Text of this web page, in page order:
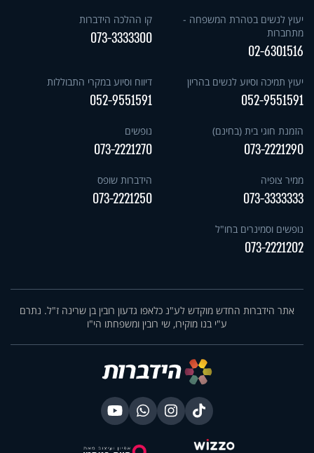
יעוץ לנשים בטהרת המשפחה -
מתחברות
02-6301516
קו ההלכה הידברות
073-3333300
יעוץ תמיכה וסיוע לנשים בהריון
052-9551591
דיווח וסיוע במקרי התבוללות
052-9551591
הזמנת חוגי בית (בחינם)
073-2221290
נופשים
073-2221270
ממיר צופיה
073-3333333
הידברות שופס
073-2221250
נופשים וסמינרים בחו"ל
073-2221202
אתר הידברות החדש מוקדש לע"נ כלאפו גדעון רובין בן שרינה ז"ל. נתרם
ע"י בנו מוקירו, שי רובין ומשפחתו הי"ו